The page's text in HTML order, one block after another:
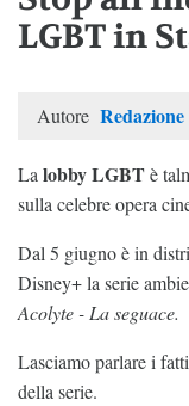
LGBT in
Autore Redazione
Lalobby LGBTè
sulla celebre opera
Dal 5 giugno è in
Disney+ la serie
Acolyte - La seguace.
Lasciamo parlare i
della serie.